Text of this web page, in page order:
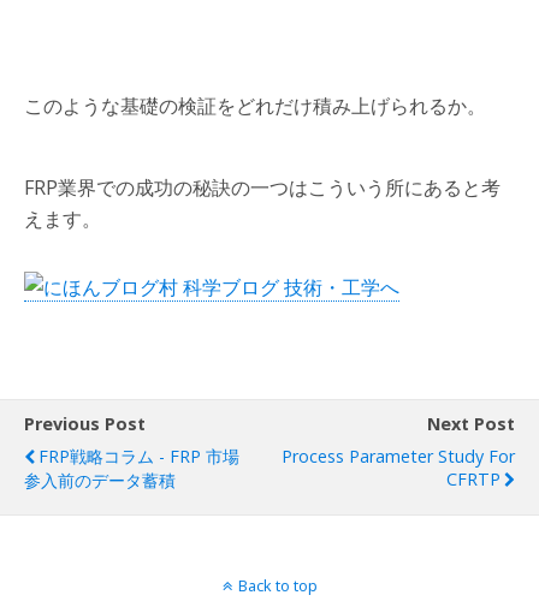
このような基礎の検証をどれだけ積み上げられるか。
FRP業界での成功の秘訣の一つはこういう所にあると考
えます。
Previous Post
FRP戦略コラム - FRP 市場
参入前のデータ蓄積
Next Post
Process Parameter Study For
CFRTP
Back to top